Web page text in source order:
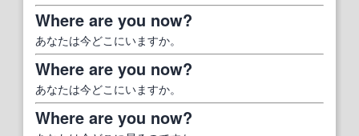
Where are you now?
あなたは今どこにいますか。
Where are you now?
あなたは今どこにいますか。
Where are you now?